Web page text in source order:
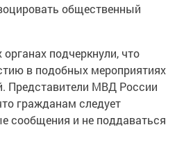
общественный
подчеркнули, что
в подобных мероприятиях
Представители МВД России
гражданам следует
сообщения и не поддаваться